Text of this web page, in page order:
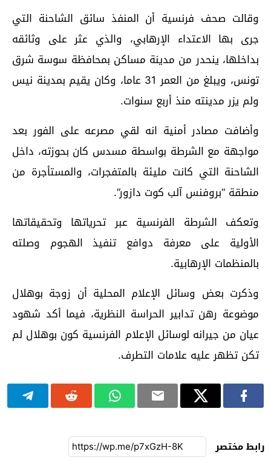
وقالت صحف فرنسية أن المنفذ سائق الشاحنة التي
جرى بها الاعتداء الإرهابي، والذي عثر على وثائقه
بداخلها، ينحدر من مدينة مساكن بمحافظة سوسة شرق
تونس، ويبلغ من العمر 31 عاما، وكان يقيم بمدينة نيس
ولم يزر مدينته منذ أربع سنوات.
وأضافت مصادر أمنية انه لقي مصرعه على الفور بعد
مواجهة مع الشرطة بواسطة مسدس كان بحوزته، داخل
الشاحنة التي كانت مليئة بالمتفجرات، والمستأجرة من
منطقة “بروفنس آلب كوت دازور”.
وتعكف الشرطة الفرنسية عبر تحرياتها وتحقيقاتها
الأولية على معرفة دوافع تنفيذ الهجوم وصلته
بالمنظمات الإرهابية.
وذكرت بعض وسائل الإعلام المحلية أن زوجة بوهلال
موضوعة رهن تدابير الحراسة النظرية، فيما أكد شهود
عيان من جيرانه لوسائل الإعلام الفرنسية كون بوهلال لم
تكن تظهر عليه علامات التطرف.
رابط مختصر